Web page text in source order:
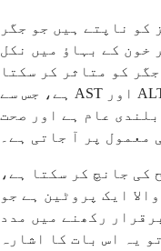
کو ناپتے ہیں جو جگر
خون کے بہاؤ میں نکل
کو متاثر کر سکتا
ہے، جس سے AST اور ALT جیسے انزائمز بڑھ جاتے ہیں۔
عام ہے اور صحت
معمول پر آ جاتی ہے۔
کی جانچ کر سکتا ہے،
ایک پروٹین ہے جو
رکھنے میں مدد
یہ اس بات کا اشارہ